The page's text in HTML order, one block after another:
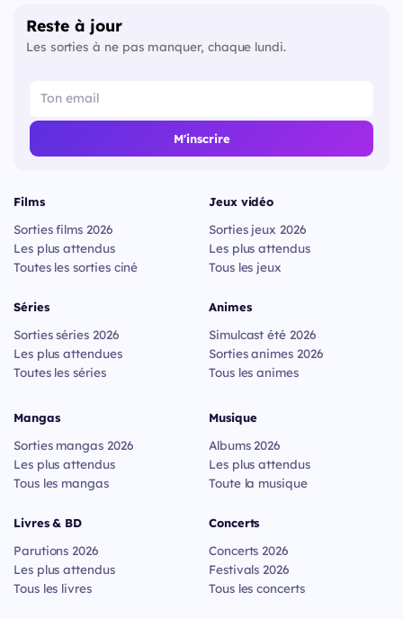
Reste à jour
Les sorties à ne pas manquer, chaque lundi.
M'inscrire
Films
Sorties films 2026
Les plus attendus
Toutes les sorties ciné
Séries
Sorties séries 2026
Les plus attendues
Toutes les séries
Jeux vidéo
Sorties jeux 2026
Les plus attendus
Tous les jeux
Animes
Simulcast été 2026
Sorties animes 2026
Tous les animes
Mangas
Sorties mangas 2026
Les plus attendus
Tous les mangas
Livres & BD
Parutions 2026
Les plus attendus
Tous les livres
Musique
Albums 2026
Les plus attendus
Toute la musique
Concerts
Concerts 2026
Festivals 2026
Tous les concerts